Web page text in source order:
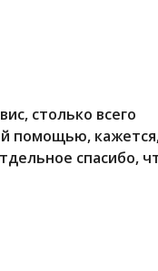
столько всего
помощью,
спасибо,